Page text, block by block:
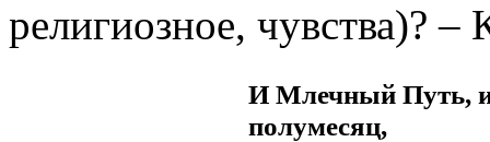
религиозное, чувства)? –
И Млечный Путь,
полумесяц,